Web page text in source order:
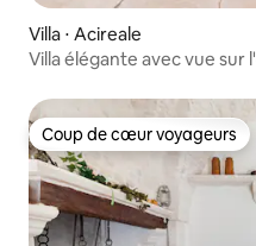
Villa ⋅ Acireale
Villa élégante avec vue sur
Coup de cœur voyageurs
Coup de cœur voyageurs